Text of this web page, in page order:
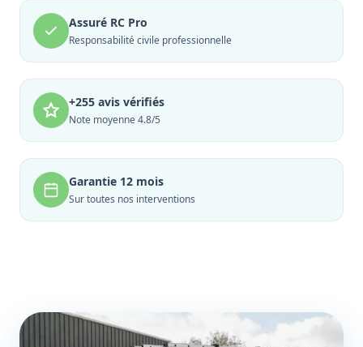
Assuré RC Pro
Responsabilité civile professionnelle
+255 avis vérifiés
Note moyenne 4.8/5
Garantie 12 mois
Sur toutes nos interventions